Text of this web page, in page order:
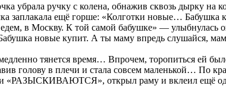
убрала ручку с колена, обнажив сквозь дырку на
заплакала ещё горше: «Колготки новые…
в Москву. К той самой бабушке» —
новые купит. А ты маму впредь слушайся,
тянется время… Впрочем, торопиться ей
голову в плечи и стала совсем маленькой… По
«РАЗЫСКИВАЮТСЯ», открыл раму и вклеил ещё